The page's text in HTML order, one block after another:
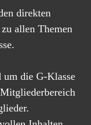
direkten
allen Themen
um die G-Klasse